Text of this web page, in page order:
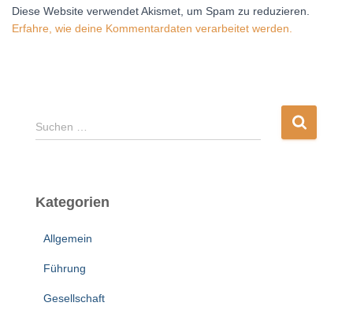
Diese Website verwendet Akismet, um Spam zu reduzieren.
Erfahre, wie deine Kommentardaten verarbeitet werden.
S
u
n
Suchen …
Kategorien
Allgemein
Führung
Gesellschaft